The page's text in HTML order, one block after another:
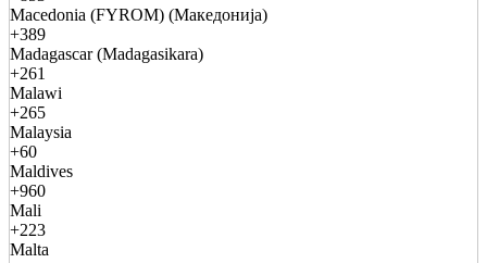
Macedonia (FYROM) (Македонија)
+389
Madagascar (Madagasikara)
+261
Malawi
+265
Malaysia
+60
Maldives
+960
Mali
+223
Malta